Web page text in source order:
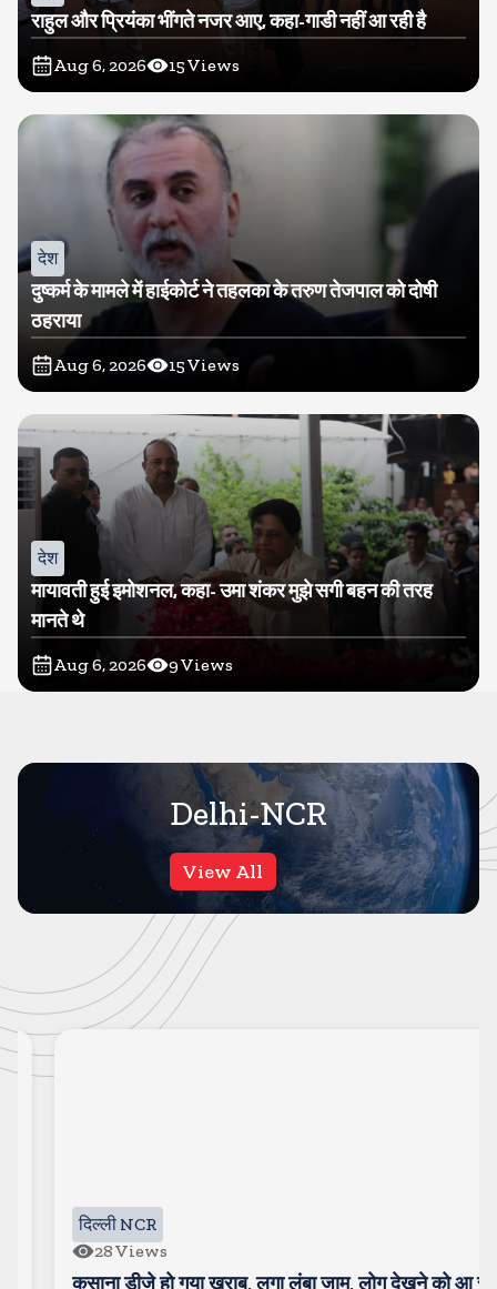
राहुल और प्रियंका भींगते नजर आए, कहा-गाडी नहीं आ रही है
Aug 6, 2026 15Views
देश
दुष्कर्म के मामले में हाईकोर्ट ने तहलका के तरुण तेजपाल को दोषी
ठहराया
Aug 6, 2026 15Views
देश
मायावती हुई इमोशनल, कहा- उमा शंकर मुझे सगी बहन की तरह
मानते थे
Aug 6, 2026 9Views
Delhi-NCR
View All
दिल्ली NCR
28Views
कसाना डीजे हो गया खराब, लगा लंबा जाम, लोग देखने को आ रहे